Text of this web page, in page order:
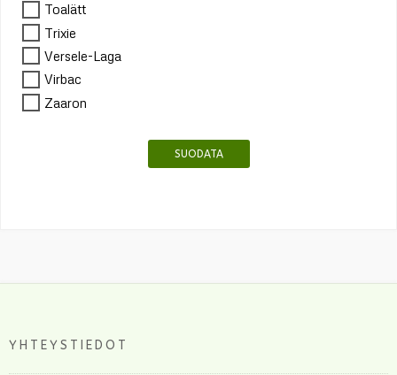
Toalätt
Trixie
Versele-Laga
Virbac
Zaaron
SUODATA
YHTEYSTIEDOT